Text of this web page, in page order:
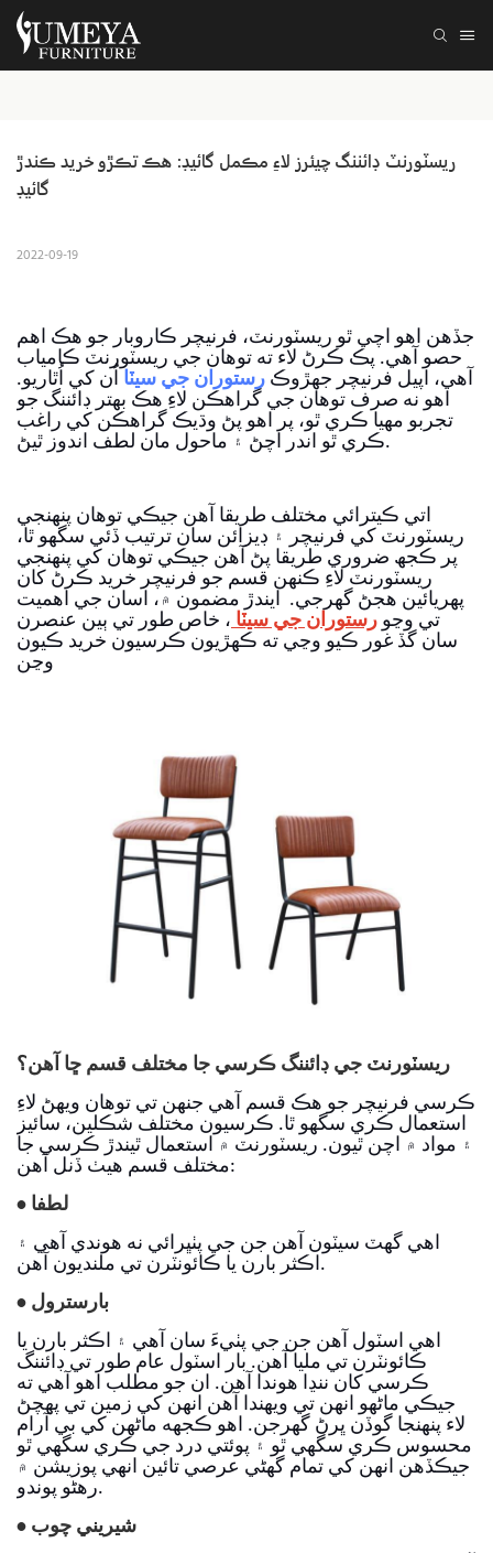
ريسٽورنٽ ڊائننگ چيئرز لاءِ مڪمل گائيڊ: هڪ تڪڙو خريد ڪندڙ
گائيڊ
2022-09-19
جڏهن اهو اچي ٿو ريسٽورنٽ، فرنيچر ڪاروبار جو هڪ اهم
حصو آهي. پڪ ڪرڻ لاء ته توهان جي ريسٽورنٽ ڪامياب
آهي، اپيل فرنيچر جهڙوڪ رستوران جي سيٽا اُن کي اُٿاريو.
اهو نه صرف توهان جي گراهڪن لاءِ هڪ بهتر ڊائننگ جو
تجربو مهيا ڪري ٿو، پر اهو پڻ وڌيڪ گراهڪن کي راغب
ڪري ٿو اندر اچڻ ۽ ماحول مان لطف اندوز ٿيڻ.
اتي ڪيترائي مختلف طريقا آھن جيڪي توھان پنھنجي
ريسٽورنٽ کي فرنيچر ۽ ڊيزائن سان ترتيب ڏئي سگھو ٿا،
پر ڪجھ ضروري طريقا پڻ آھن جيڪي توھان کي پنھنجي
ريسٽورنٽ لاءِ ڪنھن قسم جو فرنيچر خريد ڪرڻ کان
پھريائين ھجڻ گھرجي.
ايندڙ مضمون ۾، اسان جي اهميت
تي وڃو رستوران جي سيٽا ، خاص طور تي ٻين عنصرن
سان گڏ غور ڪيو وڃي ته ڪهڙيون ڪرسيون خريد ڪيون
ريسٽورنٽ جي ڊائننگ ڪرسي جا مختلف قسم ڇا آهن؟
ڪرسي فرنيچر جو هڪ قسم آهي جنهن تي توهان ويهڻ لاءِ
استعمال ڪري سگهو ٿا. ڪرسيون مختلف شڪلين، سائيز
۽ مواد ۾ اچن ٿيون. ريسٽورنٽ ۾ استعمال ٿيندڙ ڪرسي جا
مختلف قسم ھيٺ ڏنل آھن:
• لطفا
اهي گهٽ سيٽون آهن جن جي پٺڀرائي نه هوندي آهي ۽
اڪثر بارن يا ڪائونٽرن تي ملنديون آهن.
• بارسترول
اهي اسٽول آهن جن جي پٺيءَ سان آهي ۽ اڪثر بارن يا
ڪائونٽرن تي مليا آهن. بار اسٽول عام طور تي ڊائننگ
ڪرسي کان ننڍا هوندا آهن. ان جو مطلب اهو آهي ته
جيڪي ماڻهو انهن تي ويهندا آهن انهن کي زمين تي پهچڻ
لاء پنهنجا گوڏن ڀرڻ گهرجن. اهو ڪجهه ماڻهن کي بي آرام
محسوس ڪري سگهي ٿو ۽ پوئتي درد جي ڪري سگھي ٿو
جيڪڏهن انهن کي تمام گهڻي عرصي تائين انهي پوزيشن ۾
رهڻو پوندو.
• شيريني چوب